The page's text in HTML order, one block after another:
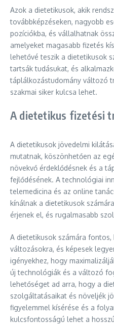
Azok a dietetikusok, akik
továbbképzéseken, nagyobb
pozíciókba, és vállalhatnak
amelyeket magasabb fizetés
lehetővé teszik a dietetikusok
tartsák tudásukat, és
táplálkozástudomány változó
szakmai siker kulcsa lehet.
A dietetikus fizetési
A dietetikusok jövedelmi
mutatnak, köszönhetően az
növekvő érdeklődésnek és a
fejlődésének. A technológiai
telemedicina és az online
kínálnak a dietetikusok
érjenek el, és rugalmasabb
A dietetikusok számára
változásokra, és képesek
igényekhez, hogy
új technológiák és a változó
lehetőséget ad arra, hogy a
szolgáltatásaikat és növeljék
figyelemmel kísérése és a
kulcsfontosságú lehet a